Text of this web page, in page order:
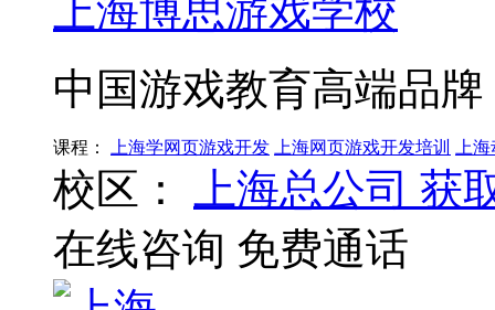
上海博思游戏学校
中国游戏教育高端品牌
课程： 上海学网页游戏开发 上海网页游戏开发培训 上
校区： 上海总公司 获
在线咨询 免费通话